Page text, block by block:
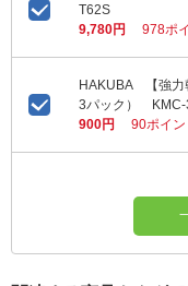
T62S
9,780円
978ポ
HAKUBA 【強力
3パック） KMC-
900円
90ポイン